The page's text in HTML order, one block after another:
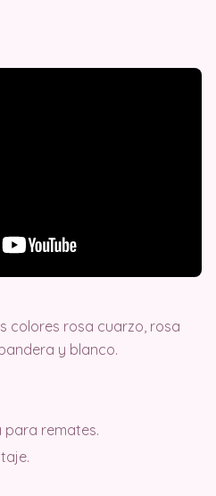
colores rosa cuarzo, rosa
y blanco.
para remates.